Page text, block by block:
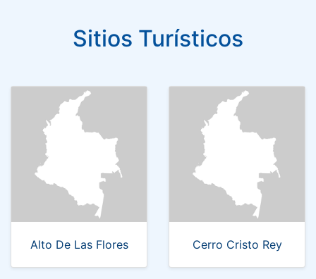
Sitios Turísticos
Alto De Las Flores Cerro Cristo Rey